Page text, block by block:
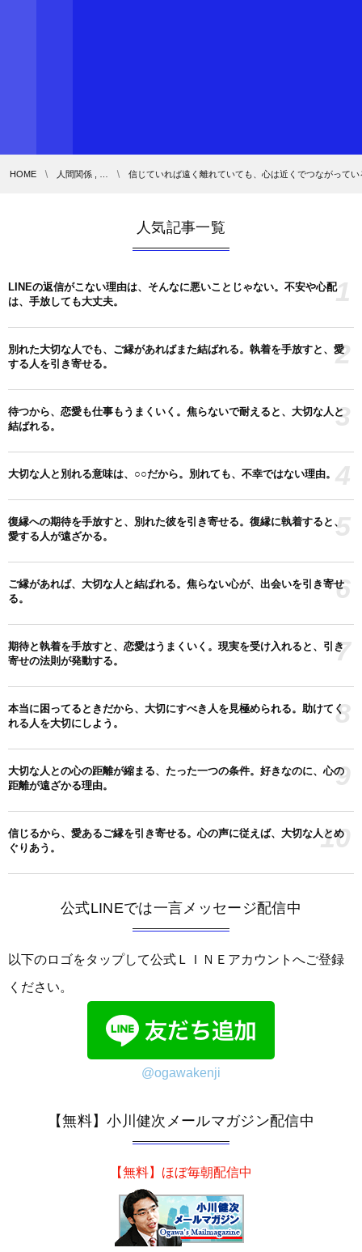
HOME 人間関係 , … 信じていれば遠く離れていても、心は近くでつながって
人気記事一覧
LINEの返信がこない理由は、そんなに悪いことじゃない。不安や心配
は、手放しても大丈夫。
1
別れた大切な人でも、ご縁があればまた結ばれる。執着を手放すと、愛
する人を引き寄せる。
2
待つから、恋愛も仕事もうまくいく。焦らないで耐えると、大切な人と
結ばれる。
3
大切な人と別れる意味は、○○だから。別れても、不幸ではない理由。 4
復縁への期待を手放すと、別れた彼を引き寄せる。復縁に執着すると、
愛する人が遠ざかる。
5
ご縁があれば、大切な人と結ばれる。焦らない心が、出会いを引き寄せ
る。
6
期待と執着を手放すと、恋愛はうまくいく。現実を受け入れると、引き
寄せの法則が発動する。
7
本当に困ってるときだから、大切にすべき人を見極められる。助けてく
れる人を大切にしよう。
8
大切な人との心の距離が縮まる、たった一つの条件。好きなのに、心の
距離が遠ざかる理由。
9
信じるから、愛あるご縁を引き寄せる。心の声に従えば、大切な人とめ
ぐりあう。
10
公式LINEでは一言メッセージ配信中
以下のロゴをタップして公式ＬＩＮＥアカウントへご登録
ください。
@ogawakenji
【無料】小川健次メールマガジン配信中
【無料】ほぼ毎朝配信中